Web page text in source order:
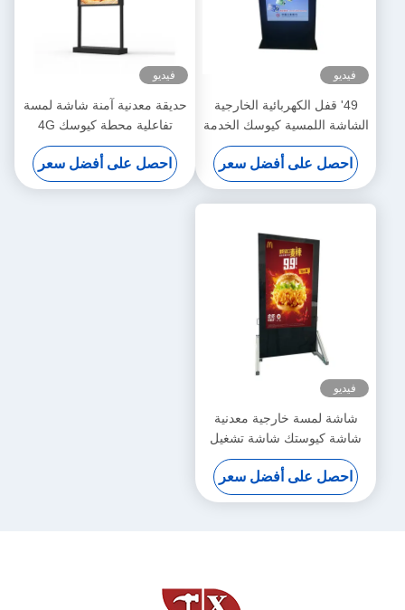
فيديو
49' قفل الكهربائية الخارجية
الشاشة اللمسية كيوسك الخدمة
الذاتية قابلة للتخصيص
احصل على أفضل سعر
فيديو
حديقة معدنية آمنة شاشة لمسة
تفاعلية محطة كيوسك 4G
شاشة لمسة 55 بوصة
احصل على أفضل سعر
فيديو
شاشة لمسة خارجية معدنية
شاشة كيوستك شاشة تشغيل
ويندوز نظام تشغيل أندرويد
RJ45 / WiFi / 4G
احصل على أفضل سعر